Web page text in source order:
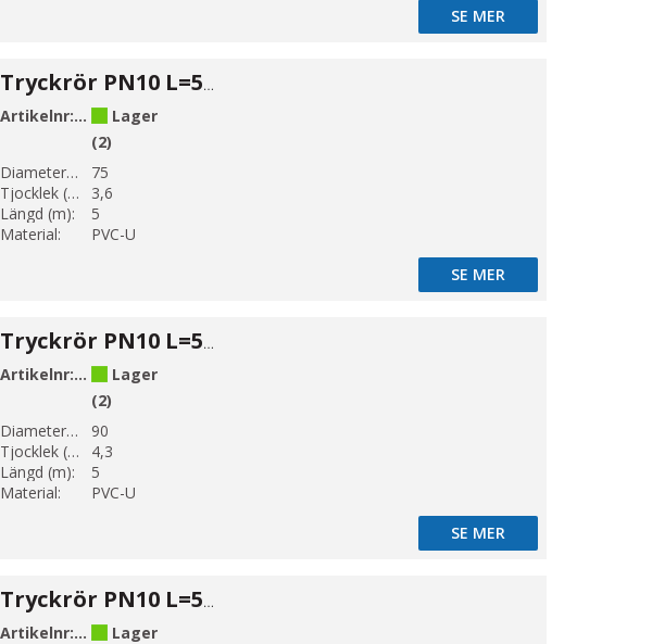
SE MER
Tryckrör PN10 L=5m Ø75
Artikelnr:AP1-75-1
Lager
(2)
Diameter 1 (mm):
75
Tjocklek (mm):
3,6
Längd (m):
5
Material:
PVC-U
SE MER
Tryckrör PN10 L=5m Ø90
Artikelnr:AP1-90-1
Lager
(2)
Diameter 1 (mm):
90
Tjocklek (mm):
4,3
Längd (m):
5
Material:
PVC-U
SE MER
Tryckrör PN10 L=5m Ø110
Artikelnr:AP1-110-1
Lager